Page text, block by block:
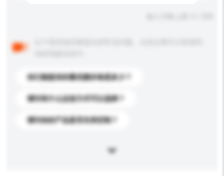
你们能提供的最优惠价格是多少？
请问有什么运送方式可以选择？
请问你的产品是否支持定制？